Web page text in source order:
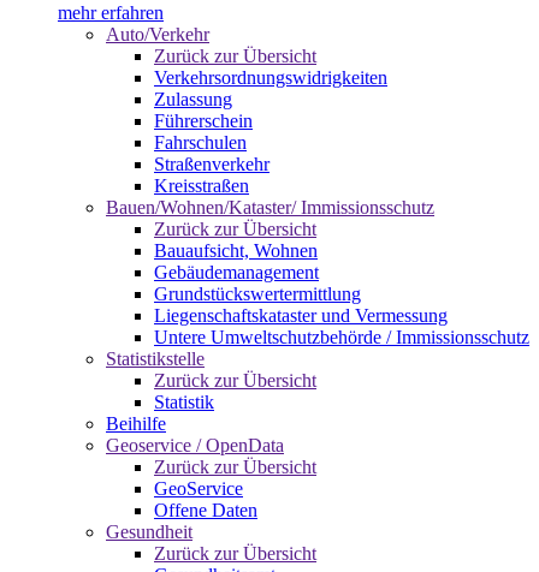
mehr erfahren
Auto/Verkehr
Zurück zur Übersicht
Verkehrsordnungswidrigkeiten
Zulassung
Führerschein
Fahrschulen
Straßenverkehr
Kreisstraßen
Bauen/Wohnen/Kataster/ Immissionsschutz
Zurück zur Übersicht
Bauaufsicht, Wohnen
Gebäudemanagement
Grundstückswertermittlung
Liegenschaftskataster und Vermessung
Untere Umweltschutzbehörde / Immissionsschutz
Statistikstelle
Zurück zur Übersicht
Statistik
Beihilfe
Geoservice / OpenData
Zurück zur Übersicht
GeoService
Offene Daten
Gesundheit
Zurück zur Übersicht